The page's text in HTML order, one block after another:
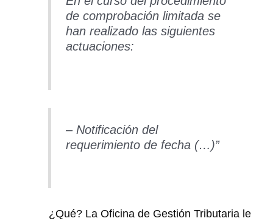
de comprobación limitada se
han realizado las siguientes
actuaciones:
– Notificación del
requerimiento de fecha (…)”
¿Qué? La Oficina de Gestión Tributaria le